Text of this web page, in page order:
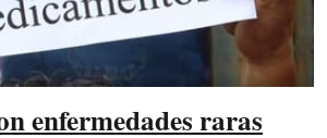
enfermedades raras